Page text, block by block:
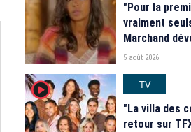
"Pour la
vraiment
Marchand
nouveautés
2026
5 août 2026
player2
TV
"La villa des
retour sur